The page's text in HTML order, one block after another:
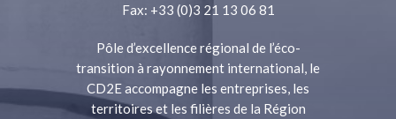
Fax: +33 (0)3 21 13 06 81
Pôle d’excellence régional de l’éco-
transition à rayonnement international, le
CD2E accompagne les entreprises, les
territoires et les filières de la Région